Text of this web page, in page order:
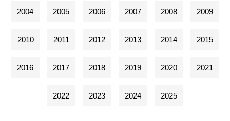
2004 2005 2006 2007 2008 2009
2010 2011 2012 2013 2014 2015
2016 2017 2018 2019 2020 2021
2022 2023 2024 2025